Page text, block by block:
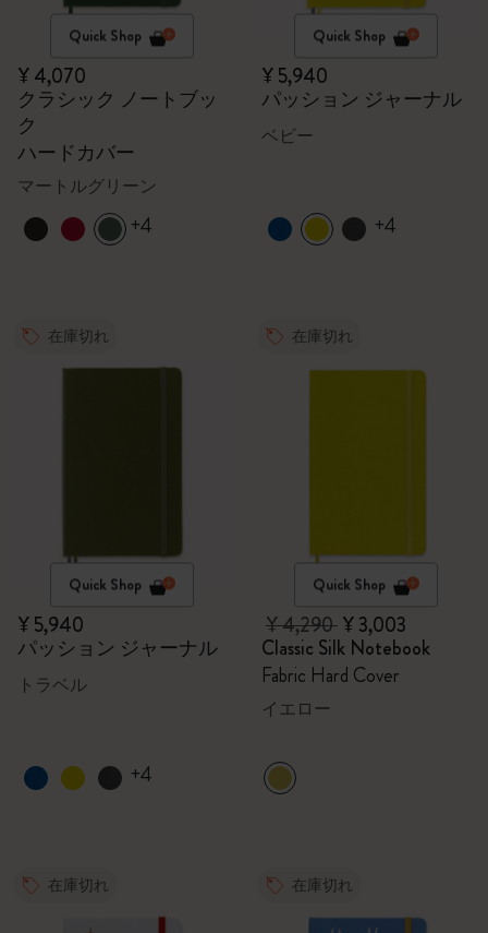
Quick Shop
¥ 4,070
クラシック ノートブッ
ク
ハードカバー
マートルグリーン
+4
Quick Shop
¥ 5,940
パッション ジャーナル
ベビー
+4
在庫切れ
Quick Shop
¥ 5,940
パッション ジャーナル
トラベル
+4
在庫切れ
Quick Shop
¥ 4,290¥ 3,003
Classic Silk Notebook
Fabric Hard Cover
イエロー
在庫切れ 在庫切れ